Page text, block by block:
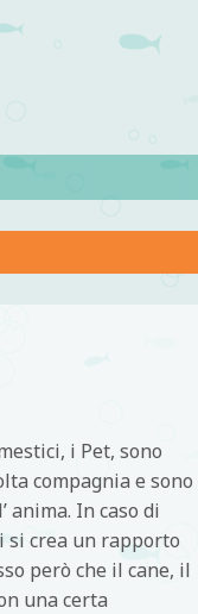
i Pet, sono
compagnia e sono
anima. In caso di
si crea un rapporto
però che il cane, il
una certa